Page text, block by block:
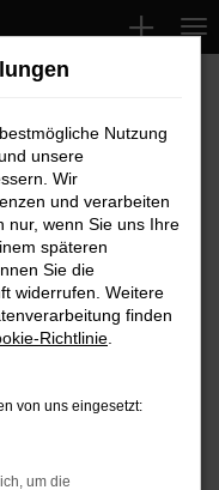
für
für Augsburg
Nutzung
unsere
Wir
und verarbeiten
nur, wenn Sie uns Ihre
späteren
Sie die
widerrufen. Weitere
finden
Richtlinie
von uns eingesetzt:
um die